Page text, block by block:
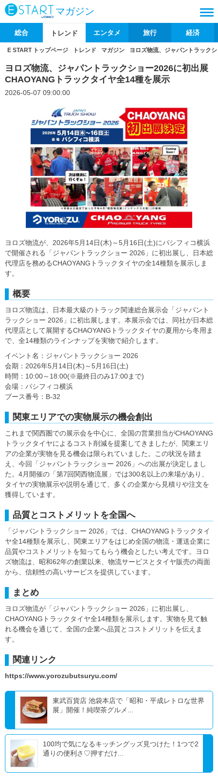
マガジン
総合 トレンド エンタメ 旅行 経済
E START トップページ トレンド マガジン ヨロズ物流、ジャパントラック
ヨロズ物流、ジャパントラックショー2026に初出展
CHAOYANGトラックタイヤ全14種を展示
2026-05-07 09:00:00
ヨロズ物流が、2026年5月14日(木)～5月16日(土)にパシフィコ横浜
で開催される「ジャパントラックショー 2026」に初出展し、日本総
代理店を務めるCHAOYANGトラックタイヤの全14種類を展示しま
す。
概要
ヨロズ物流は、日本最大級のトラック関連総合展示会「ジャパント
ラックショー 2026」に初出展します。本展示会では、同社が日本総
代理店として展開するCHAOYANGトラックタイヤの夏用から冬用ま
で、全14種類のラインナップを実物で紹介します。
イベント名：ジャパントラックショー 2026
会期：2026年5月14日(木)～5月16日(土)
時間：10:00～18:00(※最終日のみ17:00まで)
会場：パシフィコ横浜
ブース番号：B-32
関東エリアでの実物展示の機会創出
これまで関西圏での展示会を中心に、全国の営業担当がCHAOYANG
トラックタイヤによるコスト削減を提案してきましたが、関東エリ
アの企業が実物を見る機会は限られていました。この状況を踏ま
え、今回「ジャパントラックショー 2026」への出展が決定しまし
た。4月開催の「第7回関西物流展」では300名以上の来場があり、
タイヤの実物展示や説明を通じて、多くの企業から見積りや注文を
獲得しています。
品質とコストメリットを全国へ
「ジャパントラックショー 2026」では、CHAOYANGトラックタイ
ヤ全14種類を展示し、関東エリアをはじめ全国の物流・運送企業に
品質やコストメリットを知ってもらう機会としたい考えです。ヨロ
ズ物流は、昭和62年の創業以来、物流サービスとタイヤ販売の両面
から、信頼性の高いサービスを提供しています。
まとめ
ヨロズ物流が「ジャパントラックショー 2026」に初出展し、
CHAOYANGトラックタイヤ全14種類を展示します。実物を見て触
れる機会を通じて、全国の企業へ品質とコストメリットを伝えま
す。
関連リンク
https://www.yorozubutsuryu.com/
東武百貨店 池袋本店で「昭和・平成レトロな世界
展」開催！純喫茶グルメ...
100均で気になるキッチングッズ見つけた！1つで2
通りの便利さ♡押すだけ...